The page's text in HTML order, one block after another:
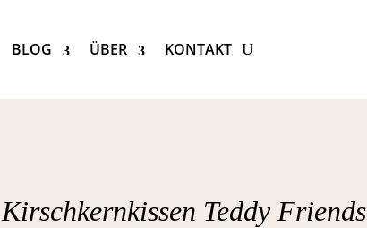
BLOG ÜBER KONTAKT
Kirschkernkissen Teddy Friends